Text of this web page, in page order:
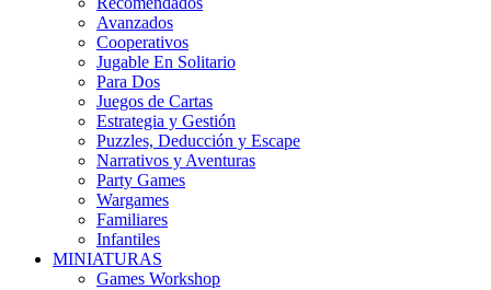
Avanzados
Cooperativos
Jugable En Solitario
Para Dos
Juegos de Cartas
Estrategia y Gestión
Puzzles, Deducción y Escape
Narrativos y Aventuras
Party Games
Wargames
Familiares
Infantiles
MINIATURAS
Games Workshop